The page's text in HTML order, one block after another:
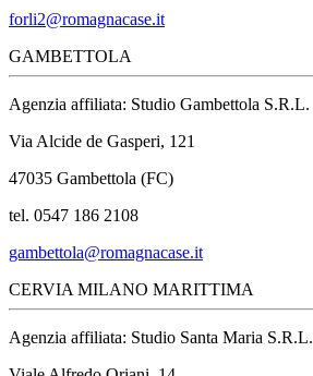
forli2@romagnacase.it
GAMBETTOLA
Agenzia affiliata: Studio Gambettola S.R.L.
Via Alcide de Gasperi, 121
47035 Gambettola (FC)
tel. 0547 186 2108
gambettola@romagnacase.it
CERVIA MILANO MARITTIMA
Agenzia affiliata: Studio Santa Maria S.R.L.